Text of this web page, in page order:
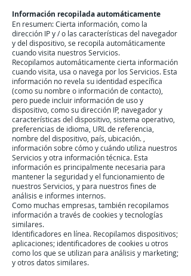
Información recopilada automáticamente
En resumen: Cierta información, como la
dirección IP y / o las características del navegador
y del dispositivo, se recopila automáticamente
cuando visita nuestros Servicios.
Recopilamos automáticamente cierta información
cuando visita, usa o navega por los Servicios. Esta
información no revela su identidad específica
(como su nombre o información de contacto),
pero puede incluir información de uso y
dispositivo, como su dirección IP, navegador y
características del dispositivo, sistema operativo,
preferencias de idioma, URL de referencia,
nombre del dispositivo, país, ubicación. ,
información sobre cómo y cuándo utiliza nuestros
Servicios y otra información técnica. Esta
información es principalmente necesaria para
mantener la seguridad y el funcionamiento de
nuestros Servicios, y para nuestros fines de
análisis e informes internos.
Como muchas empresas, también recopilamos
información a través de cookies y tecnologías
similares.
Identificadores en línea. Recopilamos dispositivos;
aplicaciones; identificadores de cookies u otros
como los que se utilizan para análisis y marketing;
y otros datos similares.